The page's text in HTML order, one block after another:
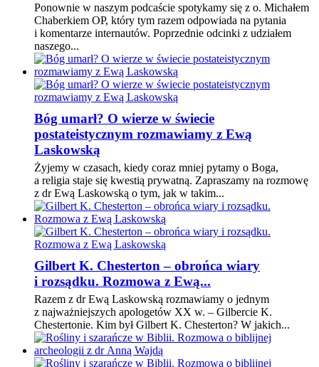
Ponownie w naszym podcaście spotykamy się z o. Michałem
Chaberkiem OP, który tym razem odpowiada na pytania
i komentarze internautów. Poprzednie odcinki z udziałem
naszego...
Bóg umarł? O wierze w świecie
postateistycznym rozmawiamy z Ewą
Laskowską
Żyjemy w czasach, kiedy coraz mniej pytamy o Boga,
a religia staje się kwestią prywatną. Zapraszamy na rozmowę
z dr Ewą Laskowską o tym, jak w takim...
Gilbert K. Chesterton – obrońca wiary
i rozsądku. Rozmowa z Ewą...
Razem z dr Ewą Laskowską rozmawiamy o jednym
z najważniejszych apologetów XX w. – Gilbercie K.
Chestertonie. Kim był Gilbert K. Chesterton? W jakich...